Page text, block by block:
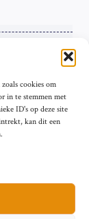
cookies om
in te stemmen met
ID's op deze site
kan dit een
Vier’
Impressum